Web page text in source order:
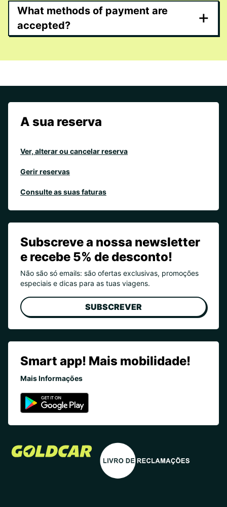
What methods of payment are
accepted?
+
A sua reserva
Ver, alterar ou cancelar reserva
Gerir reservas
Consulte as suas faturas
Subscreve a nossa newsletter
e recebe 5% de desconto!
Não são só emails: são ofertas exclusivas, promoções
especiais e dicas para as tuas viagens.
SUBSCREVER
Smart app! Mais mobilidade!
Mais Informações